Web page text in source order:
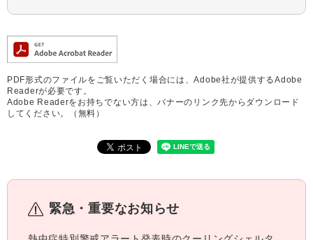
PDF形式のファイルをご覧いただく場合には、Adobe社が提供するAdobe
Readerが必要です。
Adobe Readerをお持ちでない方は、バナーのリンク先からダウンロード
してください。（無料）
緊急・重要なお知らせ